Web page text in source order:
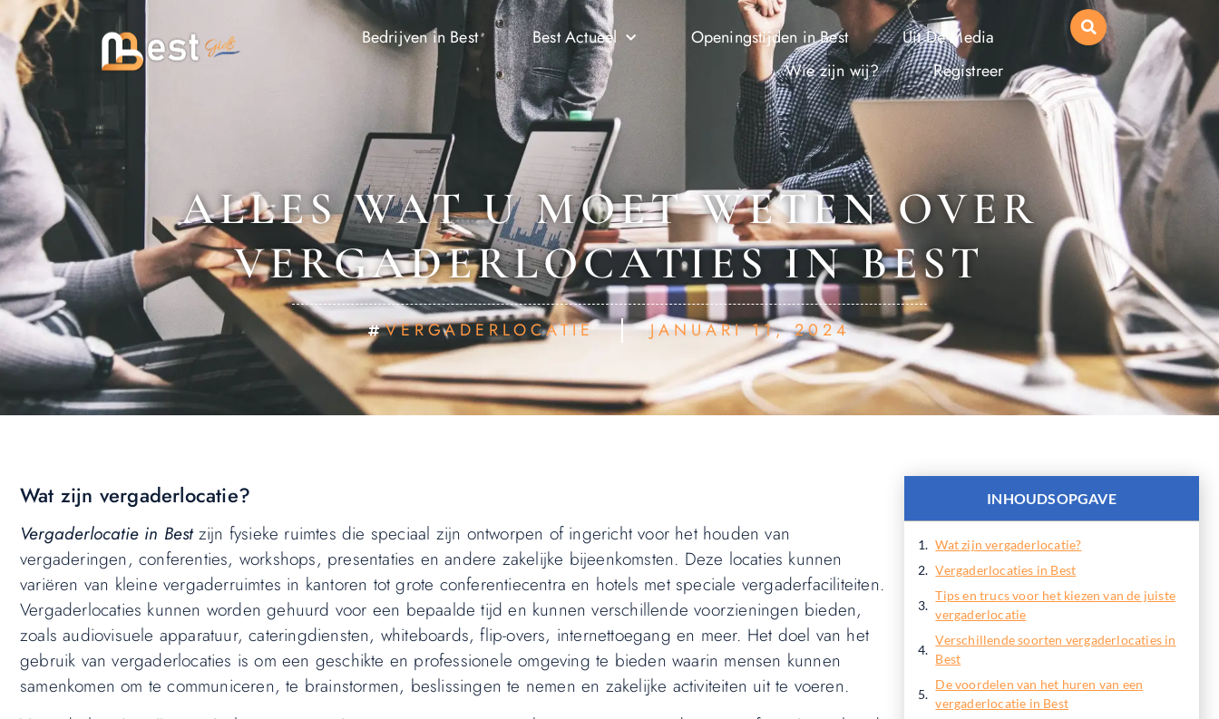
Bedrijven in Best Best Actueel Openingstijden in Best
Uit De Media
Wie zijn wij?
Registreer
ALLES WAT U MOET WETEN OVER
VERGADERLOCATIES IN BEST
VERGADERLOCATIE JANUARI 11, 2024
Wat zijn vergaderlocatie?
Vergaderlocatie in Bestzijn fysieke ruimtes die speciaal zijn ontworpen of ingericht voor het houden van
vergaderingen, conferenties, workshops, presentaties en andere zakelijke bijeenkomsten. Deze locaties kunnen
variëren van kleine vergaderruimtes in kantoren tot grote conferentiecentra en hotels met speciale vergaderfaciliteiten.
Vergaderlocaties kunnen worden gehuurd voor een bepaalde tijd en kunnen verschillende voorzieningen bieden,
zoals audiovisuele apparatuur, cateringdiensten, whiteboards, flip-overs, internettoegang en meer. Het doel van het
gebruik van vergaderlocaties is om een geschikte en professionele omgeving te bieden waarin mensen kunnen
samenkomen om te communiceren, te brainstormen, beslissingen te nemen en zakelijke activiteiten uit te voeren.
INHOUDSOPGAVE
Wat zijn vergaderlocatie?
Vergaderlocaties in Best
Tips en trucs voor het kiezen van de juiste
vergaderlocatie
Verschillende soorten vergaderlocaties in
Best
De voordelen van het huren van een
vergaderlocatie in Best